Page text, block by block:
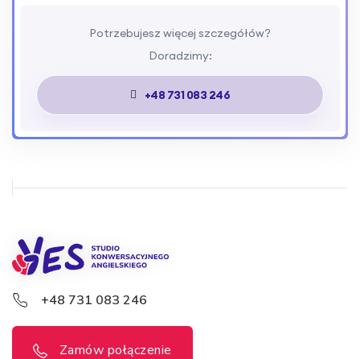
Potrzebujesz więcej szczegółów?
Doradzimy:
+48 731 083 246
+48 731 083 246
Zamów połączenie